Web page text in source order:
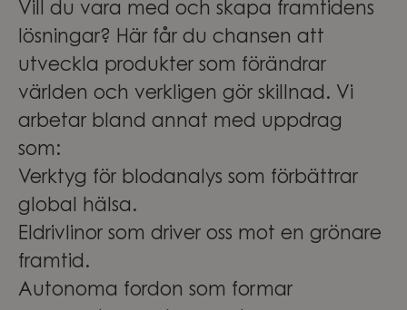
Vill du vara med och skapa framtidens
lösningar? Här får du chansen att
utveckla produkter som förändrar
världen och verkligen gör skillnad. Vi
arbetar bland annat med uppdrag
som:
Verktyg för blodanalys som förbättrar
global hälsa.
Eldrivlinor som driver oss mot en grönare
framtid.
Autonoma fordon som formar